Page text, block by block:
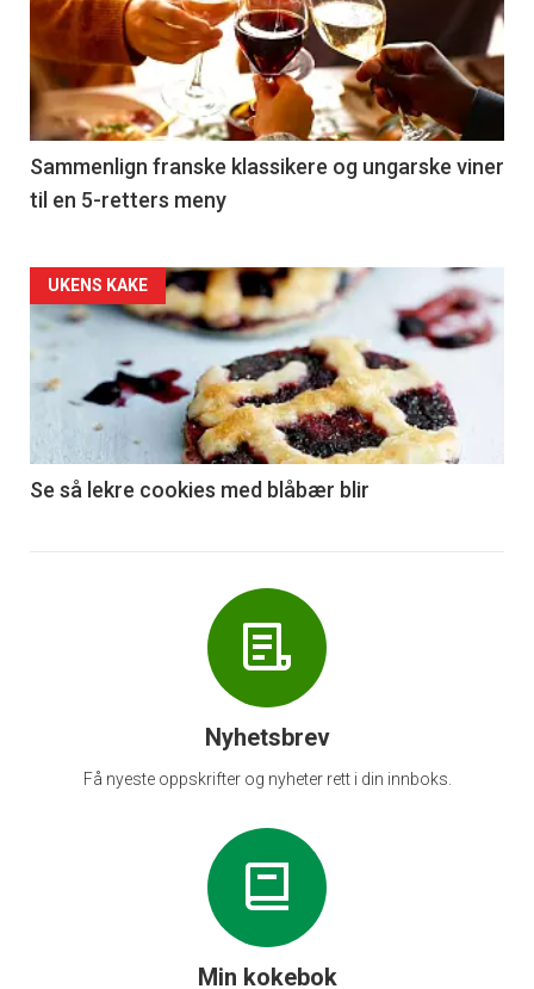
akkurat
nå
-
5
Sammenlign franske klassikere og ungarske viner
til en 5-retters meny
Forsiden
akkurat
nå
6
UKENS KAKE
Se så lekre cookies med blåbær blir
Nyhetsbrev
Få nyeste oppskrifter og nyheter rett i din innboks.
Min kokebok